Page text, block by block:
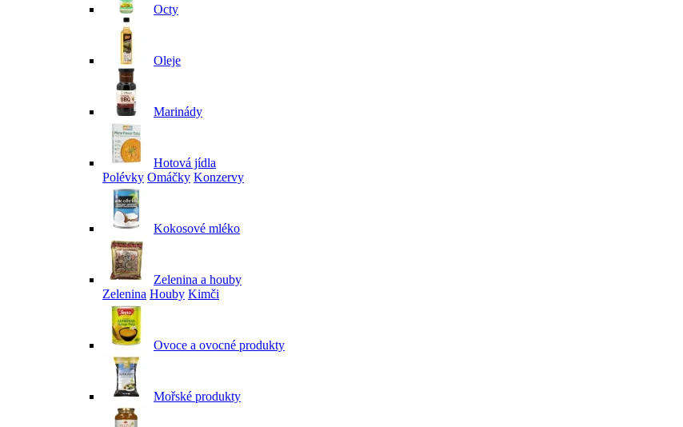
Octy
Oleje
Marinády
Hotová jídla
Polévky Omáčky Konzervy
Kokosové mléko
Zelenina a houby
Zelenina Houby Kimči
Ovoce a ovocné produkty
Mořské produkty